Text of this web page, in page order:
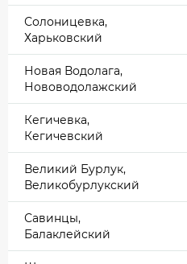
Солоницевка,
Харьковский
Новая Водолага,
Нововодолажский
Кегичевка,
Кегичевский
Великий Бурлук,
Великобурлукский
Савинцы,
Балаклейский